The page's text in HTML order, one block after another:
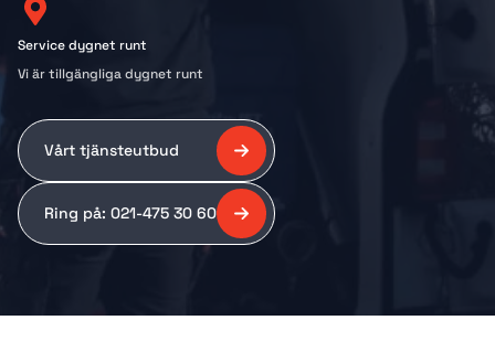
Service dygnet runt
Vi är tillgängliga dygnet runt
Vårt tjänsteutbud
Ring på: 021-475 30 60